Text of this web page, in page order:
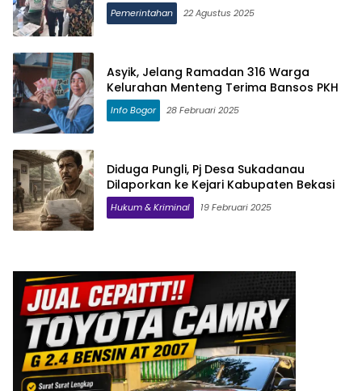
Pemerintahan 22 Agustus 2025
Asyik, Jelang Ramadan 316 Warga
Kelurahan Menteng Terima Bansos PKH
Info Bogor 28 Februari 2025
Diduga Pungli, Pj Desa Sukadanau
Dilaporkan ke Kejari Kabupaten Bekasi
Hukum & Kriminal 19 Februari 2025